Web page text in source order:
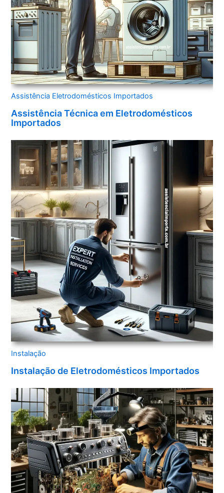
Assistência Eletrodomésticos Importados
Assistência Técnica em Eletrodomésticos
Importados
Instalação
Instalação de Eletrodomésticos Importados